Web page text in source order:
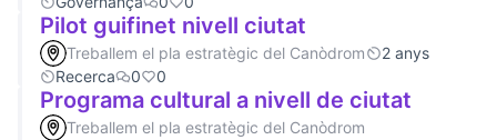
Pilot guifinet nivell ciutat
Treballem el pla estratègic del Canòdrom
2 anys
Recerca
0 0
Programa cultural a nivell de ciutat
Treballem el pla estratègic del Canòdrom